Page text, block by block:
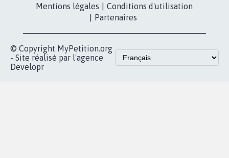
Mentions légales
Conditions d'utilisation
Partenaires
© Copyright MyPetition.org
- Site réalisé par l'agence
Developr